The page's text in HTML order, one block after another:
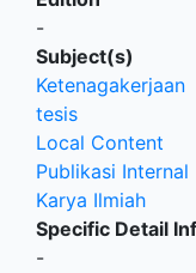
-
Subject(s)
Ketenagakerjaan
tesis
Local Content
Publikasi Internal
Karya Ilmiah
Specific Detail
-